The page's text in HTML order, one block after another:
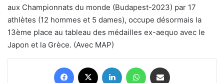
aux Championnats du monde (Budapest-2023) par 17
athlètes (12 hommes et 5 dames), occupe désormais la
13ème place au tableau des médailles ex-aequo avec le
Japon et la Grèce. (Avec MAP)
Facebook Linkedin WhatsApp